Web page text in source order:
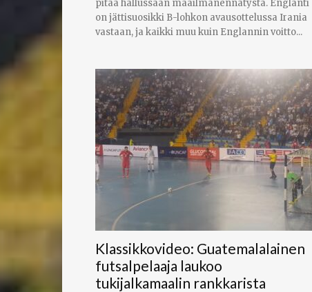
pitää hallussaan maailmanennätystä. Englanti
on jättisuosikki B-lohkon avausottelussa Irania
vastaan, ja kaikki muu kuin Englannin voitto...
Klassikkovideo: Guatemalalainen
futsalpelaaja laukoo
tukijalkamaalin rankkarista